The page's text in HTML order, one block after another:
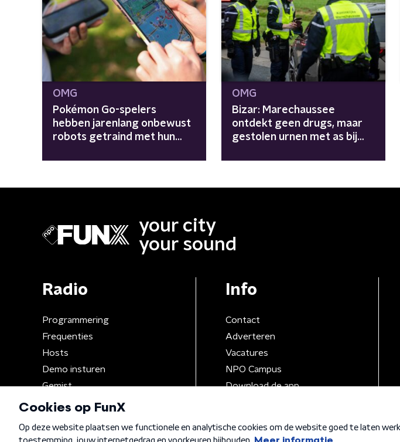
OMG
Pokémon Go-spelers
hebben jarenlang onbewust
robots getraind met hun
OMG
Bizar: Marechaussee
ontdekt geen drugs, maar
gestolen urnen met as bij
your city
your sound
Radio
Programmering
Frequenties
Hosts
Demo insturen
Gemist
Info
Contact
Adverteren
Vacatures
NPO Campus
Download de app